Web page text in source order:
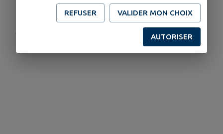
REFUSER VALIDER MON CHOIX
AUTORISER